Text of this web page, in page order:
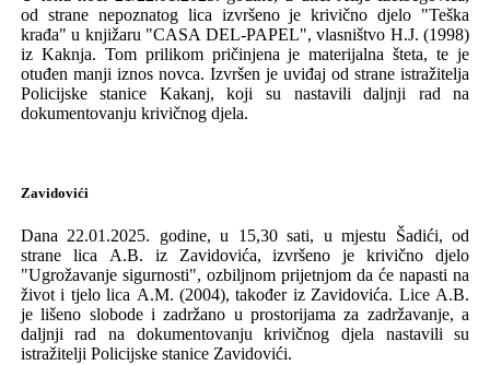
od strane nepoznatoglica izvršeno je krivično djelo "Teška
krađa" u knjižaru "CASA DEL-PAPEL", vlasništvo H.J.(1998)
iz Kaknja. Tom prilikom pričinjena je materijalna šteta, te je
otuđen manji iznosnovca. Izvršen je uviđaj od strane istražitelja
Policijske stanice Kakanj, koji su nastavili daljnji rad na
dokumentovanju krivičnog djela.
Zavidovići
Dana 22.01.2025.
godine, u 15,30 sati, u mjestu Šadići, od
strane lica A.B. iz Zavidovića, izvršeno je krivično djelo
"Ugrožavanje sigurnosti", ozbiljnom prijetnjom da će napasti na
život i tjelo lica A.M. (2004), takođeriz Zavidovića. Lice A.B.
jelišeno slobode i zadržano u prostorijama za zadržavanje, a
daljnji rad na dokumentovanju krivičnog djela nastavili su
istražitelji Policijske stanice Zavidovići.